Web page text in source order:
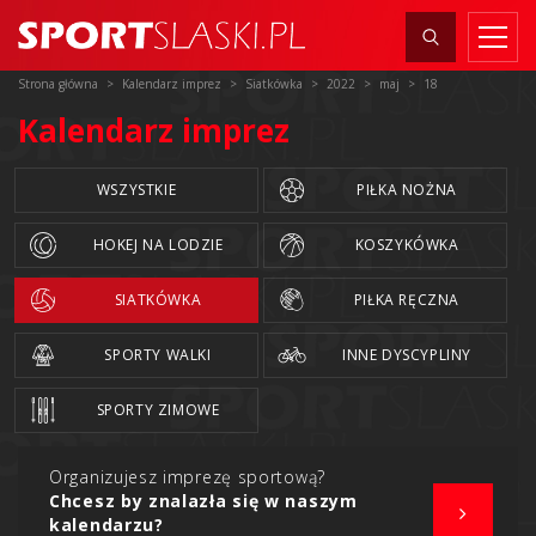
Strona główna Kalendarz imprez Siatkówka 2022 maj 18
Kalendarz imprez
WSZYSTKIE PIŁKA NOŻNA
HOKEJ NA LODZIE KOSZYKÓWKA
SIATKÓWKA PIŁKA RĘCZNA
SPORTY WALKI INNE DYSCYPLINY
SPORTY ZIMOWE
Organizujesz imprezę sportową?
Chcesz by znalazła się w naszym
kalendarzu?